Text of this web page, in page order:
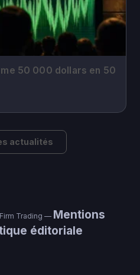
50 000 dollars en 50
actualités
Trading — Mentions
éditoriale